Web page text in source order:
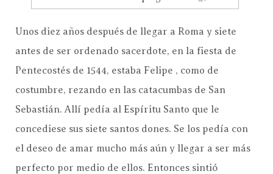
Unos diez años después de llegar a Roma y siete
antes de ser ordenado sacerdote, en la fiesta de
Pentecostés de 1544, estaba Felipe , como de
costumbre, rezando en las catacumbas de San
Sebastián. Allí pedía al Espíritu Santo que le
concediese sus siete santos dones. Se los pedía con
el deseo de amar mucho más aún y llegar a ser más
perfecto por medio de ellos. Entonces sintió